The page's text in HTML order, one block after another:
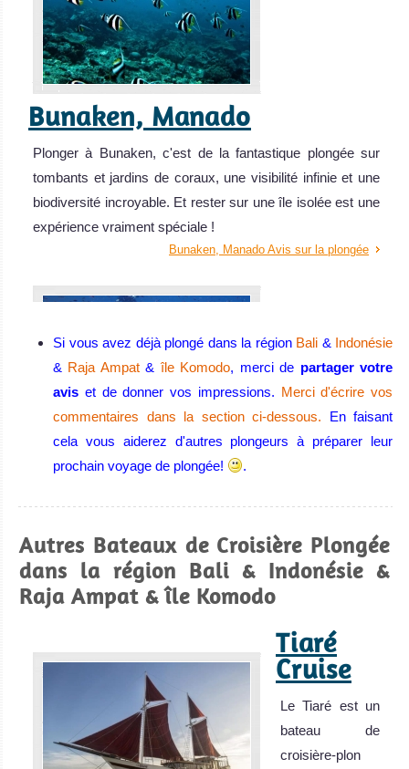
Bunaken, Manado
Plonger à Bunaken, c'est de la fantastique plongée sur
tombants et jardins de coraux, une visibilité infinie et une
biodiversité incroyable. Et rester sur une île isolée est une
expérience vraiment spéciale !
Bunaken, Manado Avis sur la plongée
Wakatobi
au monde pour la photo sous-marine macro ! Certains
jours, la visibilité peut être extraordinaire.
Wakatobi Avis sur la plongée
Strait
Meilleure
plongée muck
au monde ! L'un
des meilleurs
Si vous avez déjà plongé dans la région Bali & Indonésie
& Raja Ampat&île Komodo, merci de partager votre
avis et de donner vos impressions. Merci d'écrire vos
commentaires dans la section ci-dessous. En faisant
cela vous aiderez d'autres plongeurs à préparer leur
prochain voyage de plongée!
.
Autres Bateaux de Croisière Plongée
dans la région Bali & Indonésie &
Raja Ampat & île Komodo
Tiaré
Cruise
Le Tiaré est un
bateau de
croisière-plon